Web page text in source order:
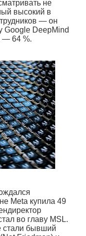
не
высокий в
— он
Google DeepMind
— 64 %.
Meta купила 49
во главу MSL.
стали бывший